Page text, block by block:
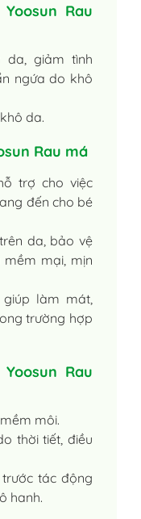
Rau
da, giảm tình
ngứa do khô
da.
Rau má
trợ cho việc
đến cho bé
da, bảo vệ
mại, mịn
làm mát,
trường hợp
Rau
môi.
thời tiết, điều
tác động
hanh.